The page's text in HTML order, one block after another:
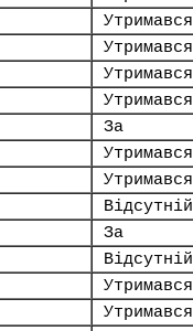
Утримався
Утримався
Утримався
Утримався
За
Утримався
Утримався
Відсутній
За
Відсутній
Утримався
Утримався